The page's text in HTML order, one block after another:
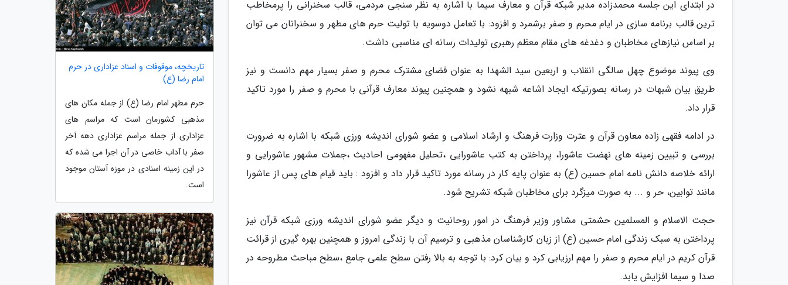
در ابتدای این جلسه محمدزاده مدیر شبکه قرآن و معارف سیما با اشاره به نظر سنجی مردمی، قالب سخنرانی را پرمخاطب
ترین قالب برنامه سازی در ایام محرم و صفر برشمرد و افزود: با تعامل دوسویه با تولیت حرم های مطهر و سخنرانان می توان
بر اساس نیازهای مخاطبان و دغدغه های مقام معظم رهبری تولیدات رسانه ای مناسبی داشت.
وی پیوند موضوع چهل سالگی انقلاب و اربعین سید الشهدا به عنوان فضای مشترک محرم و صفر بسیار مهم دانست و نیز
طریق بیان شبهات در رسانه بصورتیکه ایجاد اشاعه شبهه نشود و همچنین پیوند معارف قرآنی با محرم و صفر را مورد تاکید
قرار داد.
در ادامه فقهی زاده معاون قرآن و عترت وزارت فرهنگ و ارشاد اسلامی و عضو شورای اندیشه ورزی شبکه با اشاره به ضرورت
بررسی و تبیین زمینه های نهضت عاشورا، پرداختن به کتب عاشورایی ،تحلیل مفهومی احادیث ،جملات مشهور عاشورایی و
ارائه خلاصه دانش نامه امام حسین (ع) به عنوان پایه کار در رسانه مورد تاکید قرار داد و افزود : باید قیام های پس از عاشورا
مانند توابین، حر و ... به صورت میزگرد برای مخاطبان شبکه تشریح شود.
حجت الاسلام و المسلمین حشمتی مشاور وزیر فرهنگ در امور روحانیت و دیگر عضو شورای اندیشه ورزی شبکه قرآن نیز
پرداختن به سبک زندگی امام حسین (ع) از زبان کارشناسان مذهبی و ترسیم آن با زندگی امروز و همچنین بهره گیری از قرائت
قرآن کریم در ایام محرم و صفر را مهم ارزیابی کرد و بیان کرد: با توجه به بالا رفتن سطح علمی جامع ،سطح مباحث مطروحه در
صدا و سیما افزایش یابد.
تاریخچه، موقوفات و اسناد عزاداری در حرم
امام رضا (ع)
حرم مطهر امام رضا (ع) از جمله مکان های
مذهبی کشورمان است که مراسم های
عزاداری از جمله مراسم عزاداری دهه آخر
صفر با آداب خاصی در آن اجرا می شده که
در این زمینه اسنادی در موزه آستان موجود
است.